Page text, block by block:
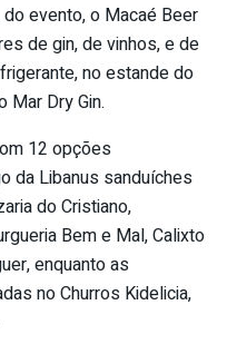
evento, o Macaé Beer
de gin, de vinhos, e de
no estande do
Mar Dry Gin.
12 opções
da Libanus sanduíches
do Cristiano,
Bem e Mal, Calixto
enquanto as
no Churros Kidelicia,